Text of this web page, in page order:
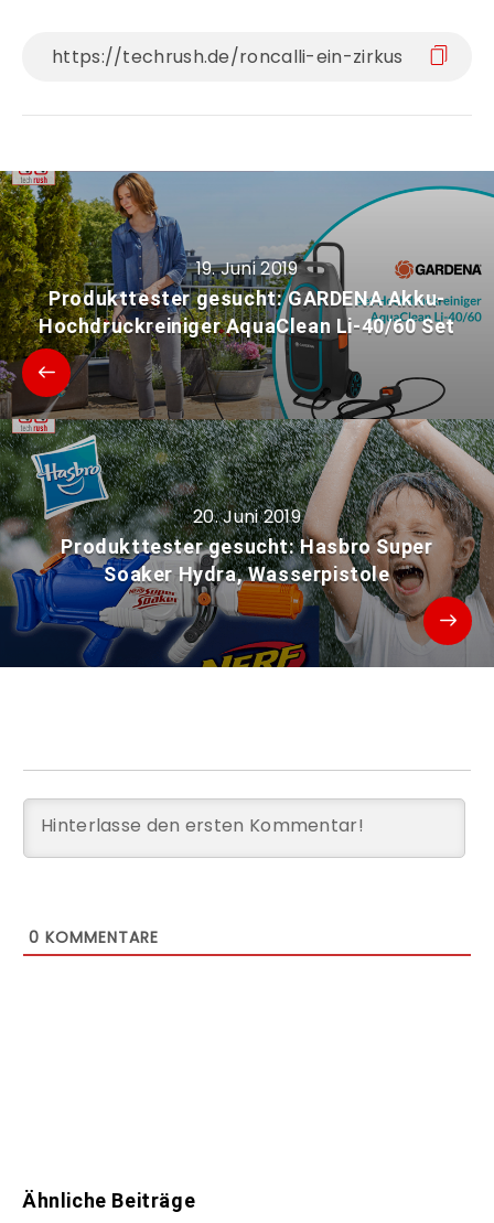
19. Juni 2019
Produkttester gesucht: GARDENA Akku-
Hochdruckreiniger AquaClean Li-40/60 Set
20. Juni 2019
Produkttester gesucht: Hasbro Super
Soaker Hydra, Wasserpistole
0 KOMMENTARE
Ähnliche Beiträge